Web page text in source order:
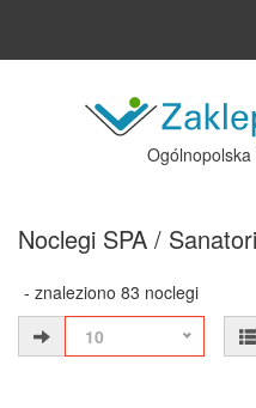
Noclegi SPA /
- znaleziono 83 noclegi
10